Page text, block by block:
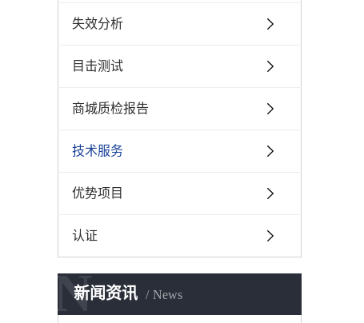
失效分析
目击测试
商城质检报告
技术服务
优势项目
认证
新闻资讯 News
N